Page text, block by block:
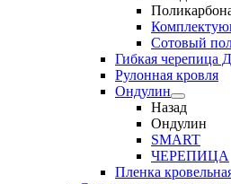
Сотовый
Гибкая черепица
Рулонная кровля
Ондулин
Назад
Ондулин
SMART
ЧЕРЕПИЦА
Пленка